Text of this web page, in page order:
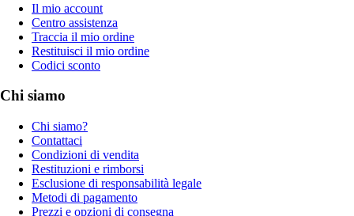
Il mio account
Centro assistenza
Traccia il mio ordine
Restituisci il mio ordine
Codici sconto
Chi siamo
Chi siamo?
Contattaci
Condizioni di vendita
Restituzioni e rimborsi
Esclusione di responsabilità legale
Metodi di pagamento
Prezzi e opzioni di consegna